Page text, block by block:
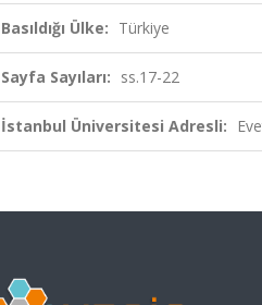
Basıldığı Ülke: Türkiye
Sayfa Sayıları: ss.17-22
İstanbul Üniversitesi Adresli: